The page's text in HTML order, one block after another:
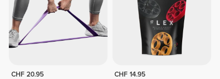
CHF 20.95
CHF 14.95